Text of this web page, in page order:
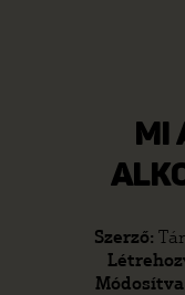
MI
Szerző: